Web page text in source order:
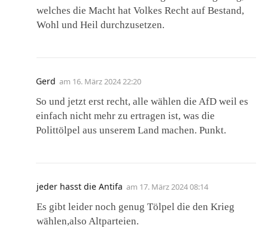
welches die Macht hat Volkes Recht auf Bestand,
Wohl und Heil durchzusetzen.
Gerd am 16. März 2024 22:20
So und jetzt erst recht, alle wählen die AfD weil es
einfach nicht mehr zu ertragen ist, was die
Polittölpel aus unserem Land machen. Punkt.
jeder hasst die Antifa am 17. März 2024 08:14
Es gibt leider noch genug Tölpel die den Krieg
wählen,also Altparteien.